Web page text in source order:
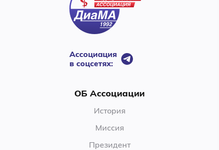
Ассоциация
в соцсетях:
ОБ Ассоциации
История
Миссия
Президент